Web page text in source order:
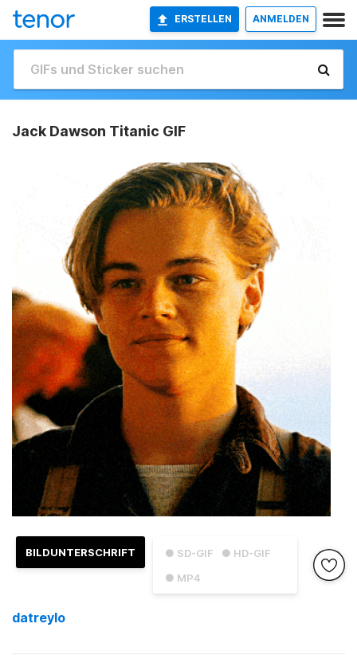
ERSTELLEN ANMELDEN
Jack Dawson Titanic GIF
● SD-GIF
● HD-GIF
● MP4
BILDUNTERSCHRIFT
datreylo